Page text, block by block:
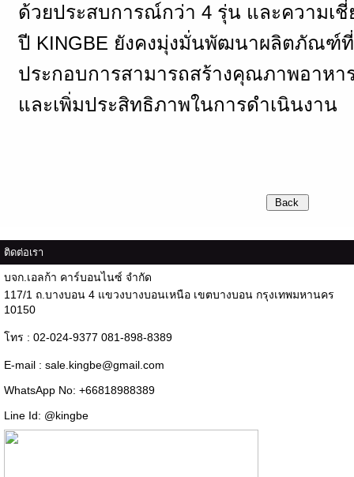
ด้วยประสบการณ์กว่า 4 รุ่น และความเ
ปี KINGBE ยังคงมุ่งมั่นพัฒนาผลิตภัณฑ์
ประกอบการสามารถสร้างคุณภาพอาห
และเพิ่มประสิทธิภาพในการดำเนินงาน
ติดต่อเรา
บจก.เอลก้า คาร์บอนไนซ์ จำกัด
117/1 ถ.บางบอน 4 แขวงบางบอนเหนือ เขตบางบอน กรุงเทพมหานคร
10150
โทร : 02-024-9377 081-898-8389
E-mail : sale.kingbe@gmail.com
WhatsApp No: +66818988389
Line Id: @kingbe